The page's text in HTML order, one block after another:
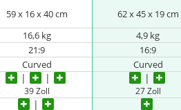
‎59 x 16 x 40 cm 62 x 45 x 19 cm
‎16,6 kg 4,9 kg
21:9 16:9
Curved Curved
39 Zoll 27 Zoll